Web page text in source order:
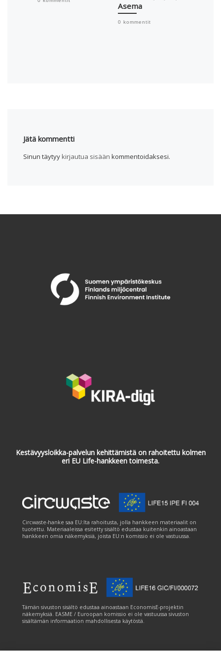
Asema
0 kommentit
Jätä kommentti
Sinun täytyy kirjautua sisään kommentoidaksesi.
Kestävyysloikka-palvelun kehittämistä on rahoitettu kolmen
eri EU Life-hankkeen toimesta.
Circwaste-hanke saa EU:lta rahoitusta, jolla hankkeen materiaalit on
tuotettu. Materiaaleissa esitetty sisältö edustaa kuitenkin ainoastaan
hankkeen omia näkemyksiä, joista EU:n komissio ei ole vastuussa.
Tämän sivuston sisältö edustaa ainoastaan EconomisE-projektin
näkemyksiä. EASME / Euroopan komissio ei ole vastuussa sivuston
sisältämän informaation mahdollisesta käytöstä.